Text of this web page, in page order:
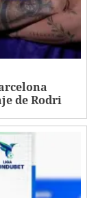
de Rodri